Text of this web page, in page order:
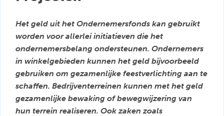
Het geld uit het Ondernemersfonds kan gebruikt
worden voor allerlei initiatieven die het
ondernemersbelang ondersteunen. Ondernemers
in winkelgebieden kunnen het geld bijvoorbeeld
gebruiken om gezamenlijke feestverlichting aan te
schaffen. Bedrijventerreinen kunnen met het geld
gezamenlijke bewaking of bewegwijzering van
hun terrein realiseren. Ook zaken zoals